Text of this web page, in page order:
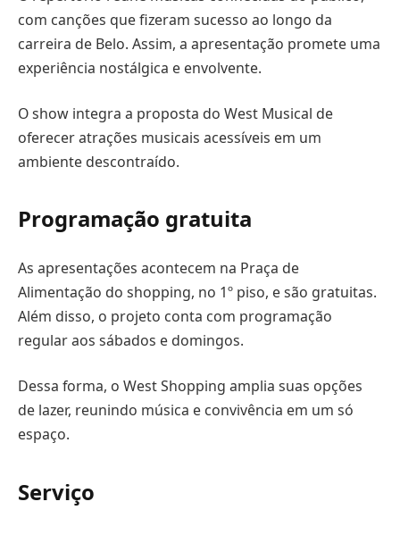
com canções que fizeram sucesso ao longo da
carreira de Belo. Assim, a apresentação promete uma
experiência nostálgica e envolvente.
O show integra a proposta do West Musical de
oferecer atrações musicais acessíveis em um
ambiente descontraído.
Programação gratuita
As apresentações acontecem na Praça de
Alimentação do shopping, no 1º piso, e são gratuitas.
Além disso, o projeto conta com programação
regular aos sábados e domingos.
Dessa forma, o West Shopping amplia suas opções
de lazer, reunindo música e convivência em um só
espaço.
Serviço